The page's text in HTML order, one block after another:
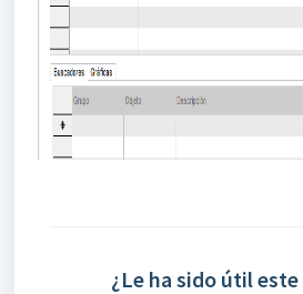
¿Le ha sido útil